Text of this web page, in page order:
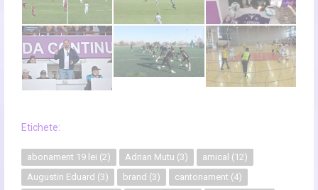
Etichete:
abonament 19 lei (2) Adrian Mutu (3) amical (12)
Augustin Eduard (3) brand (3) cantonament (4)